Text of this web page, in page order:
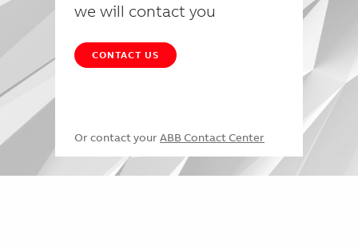
we will contact you
CONTACT US
Or contact your ABB Contact Center